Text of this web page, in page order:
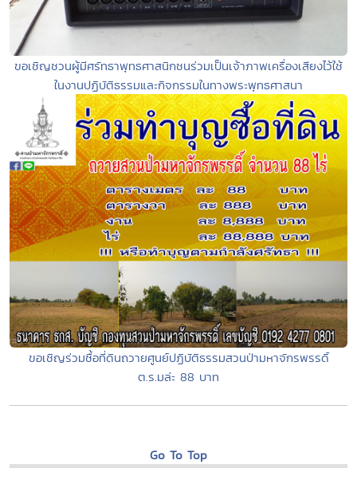
ขอเชิญชวนผู้มีศรัทธาพุทธศาสนิกชนร่วมเป็นเจ้าภาพเครื่องเสียงไว้ใช้
ในงานปฏิบัติธรรมและกิจกรรมในทางพระพุทธศาสนา
ขอเชิญร่วมซื้อที่ดินถวายศูนย์ปฏิบัติธรรมสวนป่ามหาจักรพรรดิ์
ต.ร.มล่ะ 88 บาท
Go To Top